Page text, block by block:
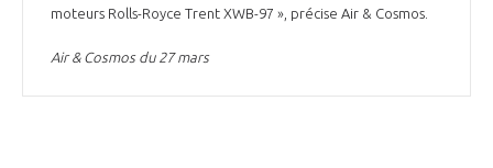
moteurs Rolls-Royce Trent XWB-97 », précise Air & Cosmos.
Air & Cosmos du 27 mars